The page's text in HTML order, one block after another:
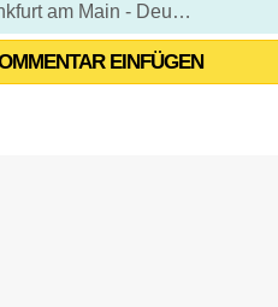
Stadt: Frankfurt am Main - Deutschland
EINFÜGEN